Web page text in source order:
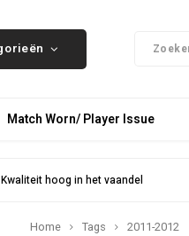
Match Worn/ Player Issue
Kwaliteit hoog in het vaandel
Home Tags 2011-2012